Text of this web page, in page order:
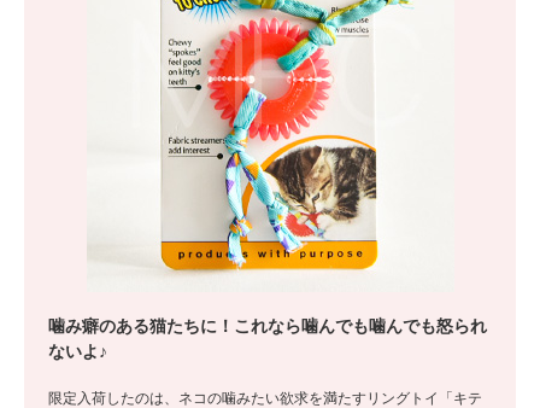
噛み癖のある猫たちに！これなら噛んでも噛んでも怒られ
ないよ♪
限定入荷したのは、ネコの噛みたい欲求を満たすリングトイ「キテ